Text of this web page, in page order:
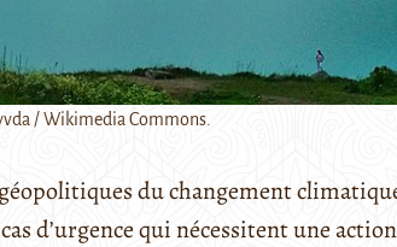
/ Wikimedia Commons.
du changement
d’urgence qui nécessitent une action